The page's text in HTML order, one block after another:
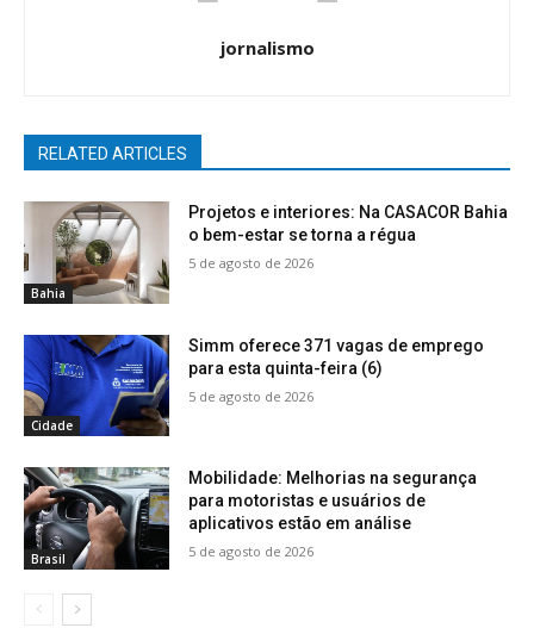
jornalismo
RELATED ARTICLES
Bahia
Projetos e interiores: Na CASACOR Bahia
o bem-estar se torna a régua
5 de agosto de 2026
Cidade
Simm oferece 371 vagas de emprego
para esta quinta-feira (6)
5 de agosto de 2026
Brasil
Mobilidade: Melhorias na segurança
para motoristas e usuários de
aplicativos estão em análise
5 de agosto de 2026